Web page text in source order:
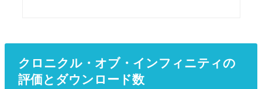
クロニクル・オブ・インフィニティの
評価とダウンロード数